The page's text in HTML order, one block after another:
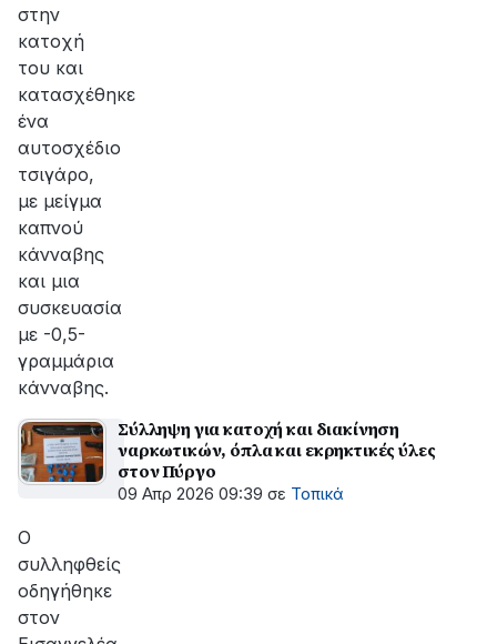
στην
κατοχή
του και
κατασχέθηκε
ένα
αυτοσχέδιο
τσιγάρο,
με μείγμα
καπνού
κάνναβης
και μια
συσκευασία
με -0,5-
γραμμάρια
κάνναβης.
Σύλληψη για κατοχή και διακίνηση
ναρκωτικών, όπλα και εκρηκτικές ύλες
στον Πύργο
09 Απρ 2026 09:39 σε Τοπικά
Ο
συλληφθείς
οδηγήθηκε
στον